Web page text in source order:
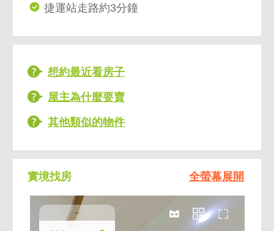
捷運站走路約3分鐘
想約最近看房子
屋主為什麼要賣
其他類似的物件
實境找房 全螢幕展開